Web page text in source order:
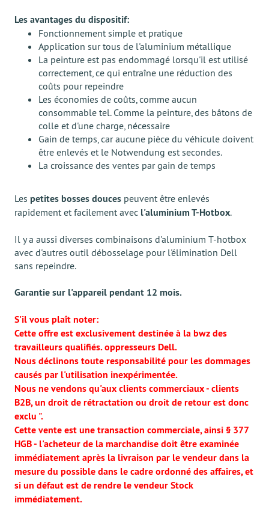
Les avantages du dispositif:
Fonctionnement simple et pratique
Application sur tous de l'aluminium métallique
La peinture est pas endommagé lorsqu'il est utilisé
correctement, ce qui entraîne une réduction des
coûts pour repeindre
Les économies de coûts, comme aucun
consommable tel. Comme la peinture, des bâtons de
colle et d'une charge, nécessaire
Gain de temps, car aucune pièce du véhicule doivent
être enlevés et le Notwendung est secondes.
La croissance des ventes par gain de temps
Les petites bosses douces peuvent être enlevés
rapidement et facilement avec l'aluminium T-Hotbox.
Il y a aussi diverses combinaisons d'aluminium T-hotbox
avec d'autres outil débosselage pour l'élimination Dell
sans repeindre.
Garantie sur l'appareil pendant 12 mois.
S'il vous plaît noter:
Cette offre est exclusivement destinée à la bwz des
travailleurs qualifiés. oppresseurs Dell.
Nous déclinons toute responsabilité pour les dommages
causés par l'utilisation inexpérimentée.
Nous ne vendons qu'aux clients commerciaux - clients
B2B, un droit de rétractation ou droit de retour est donc
exclu ".
Cette vente est une transaction commerciale, ainsi § 377
HGB - l'acheteur de la marchandise doit être examinée
immédiatement après la livraison par le vendeur dans la
mesure du possible dans le cadre ordonné des affaires, et
si un défaut est de rendre le vendeur Stock
immédiatement.